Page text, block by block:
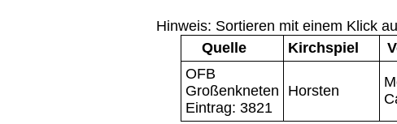
Hinweis: Sortieren mit einem Klick
Quelle
Kirchspiel
OFB
Großenkneten
Eintrag: 3821
Horsten